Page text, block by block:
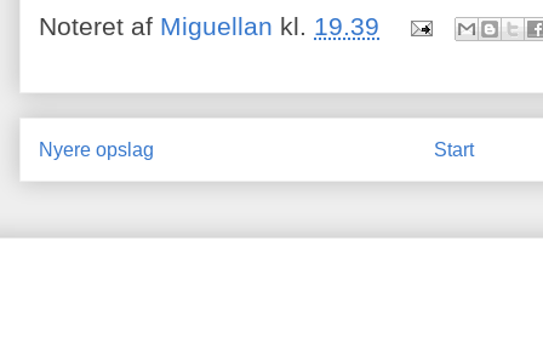
Noteret af Miguellan kl. 19.39
Nyere opslag Start